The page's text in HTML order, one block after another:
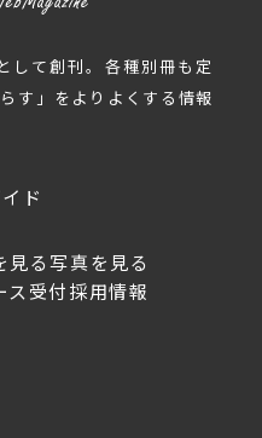
して創刊。各種別冊も定
す」をよりよくする情報
ド
見る写真を見る
ス受付採用情報